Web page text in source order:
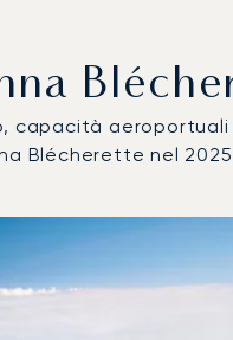
capacità aeroportuali
Blécherette nel